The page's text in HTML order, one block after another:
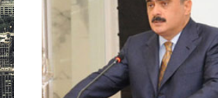
İdman
Layihə
Gündəm